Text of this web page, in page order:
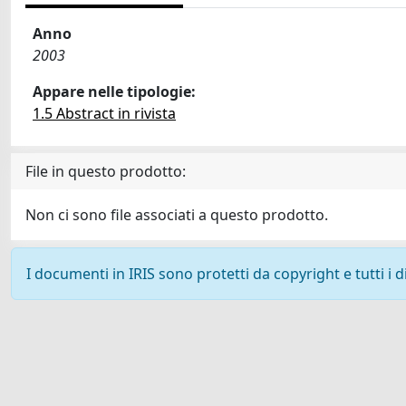
Anno
2003
Appare nelle tipologie:
1.5 Abstract in rivista
File in questo prodotto:
Non ci sono file associati a questo prodotto.
I documenti in IRIS sono protetti da copyright e tutti i